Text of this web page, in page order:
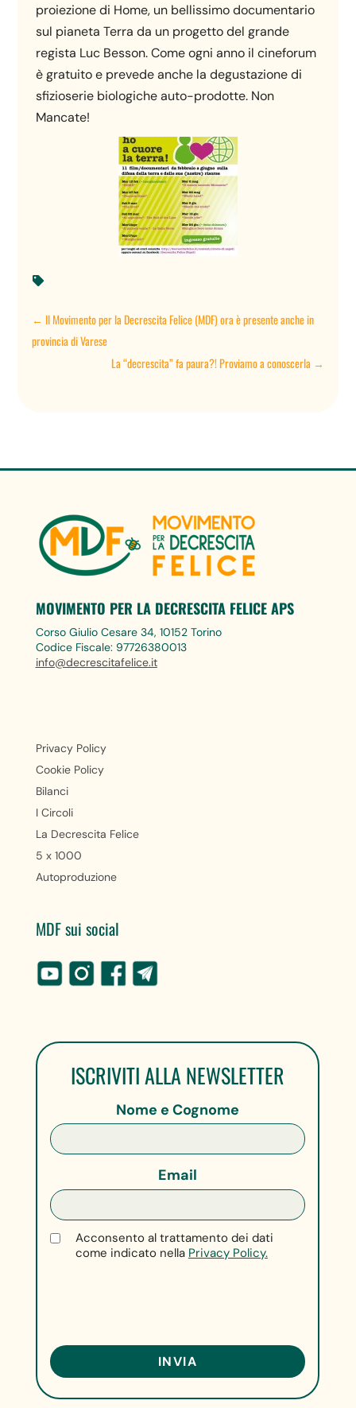
proiezione di Home, un bellissimo documentario
sul pianeta Terra da un progetto del grande
regista Luc Besson. Come ogni anno il cineforum
è gratuito e prevede anche la degustazione di
sfizioserie biologiche auto-prodotte. Non
Mancate!

← Il Movimento per la Decrescita Felice (MDF) ora è presente anche in
provincia di Varese
La “decrescita” fa paura?! Proviamo a conoscerla →
MOVIMENTO PER LA DECRESCITA FELICE APS
Corso Giulio Cesare 34, 10152 Torino
Codice Fiscale: 97726380013
info@decrescitafelice.it
Privacy Policy
Cookie Policy
Bilanci
I Circoli
La Decrescita Felice
5 x 1000
Autoproduzione
MDF sui social
ISCRIVITI ALLA NEWSLETTER
Nome e Cognome
Email
Acconsento al trattamento dei dati
come indicato nella Privacy Policy.